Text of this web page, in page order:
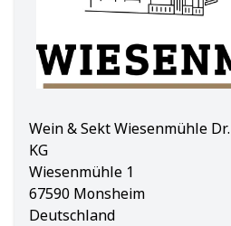
Wein & Sekt Wiesenmühle
KG
Wiesenmühle 1
67590 Monsheim
Deutschland